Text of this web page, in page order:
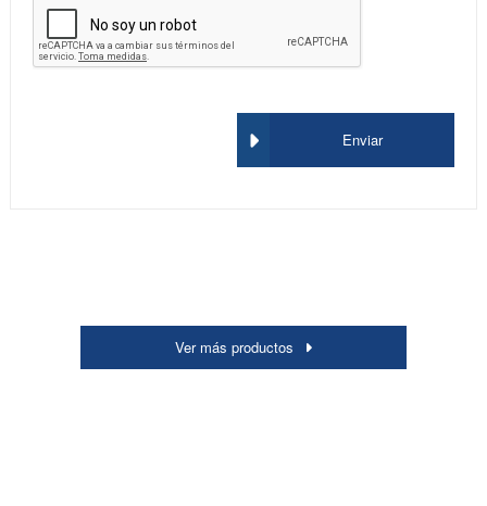
Enviar
Ver más productos